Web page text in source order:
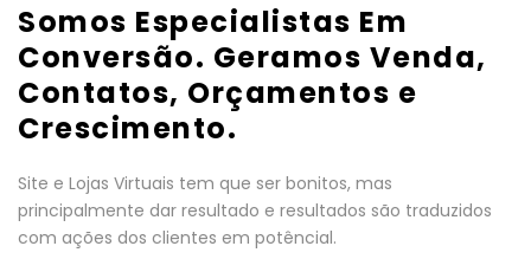
Somos Especialistas Em
Conversão. Geramos Venda,
Contatos, Orçamentos e
Crescimento.
Site e Lojas Virtuais tem que ser bonitos, mas
principalmente dar resultado e resultados são traduzidos
com ações dos clientes em potêncial.